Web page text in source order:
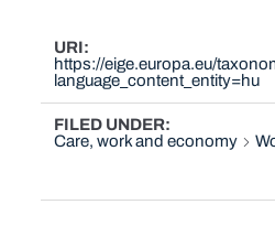
URI
https://eige.europa.eu/
language_content_entity=hu
FILED UNDER
Care, work and economy